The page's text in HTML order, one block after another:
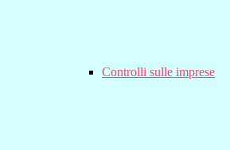
Controlli sulle imprese